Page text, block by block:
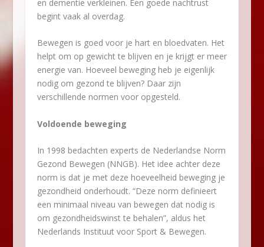
en dementie verkleinen. Een goede nachtrust
begint vaak al overdag.
Bewegen is goed voor je hart en bloedvaten. Het
helpt om op gewicht te blijven en je krijgt er meer
energie van. Hoeveel beweging heb je eigenlijk
nodig om gezond te blijven? Daar zijn
verschillende normen voor opgesteld.
Voldoende beweging
In 1998 bedachten experts de Nederlandse Norm
Gezond Bewegen (NNGB). Het idee achter deze
norm is dat je met deze hoeveelheid beweging je
gezondheid onderhoudt. “Deze norm definieert
een minimaal niveau van bewegen dat nodig is
om gezondheidswinst te behalen”, aldus het
Nederlands Instituut voor Sport & Bewegen.